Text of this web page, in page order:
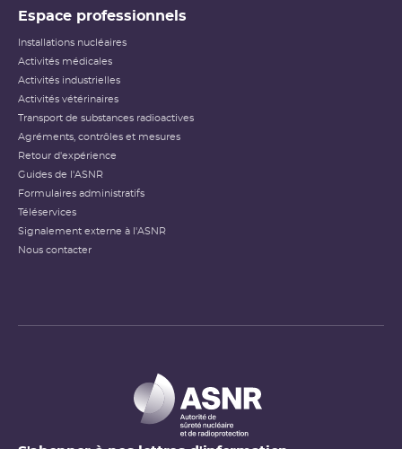
Espace professionnels
Installations nucléaires
Activités médicales
Activités industrielles
Activités vétérinaires
Transport de substances radioactives
Agréments, contrôles et mesures
Retour d'expérience
Guides de l'ASNR
Formulaires administratifs
Téléservices
Signalement externe à l'ASNR
Nous contacter